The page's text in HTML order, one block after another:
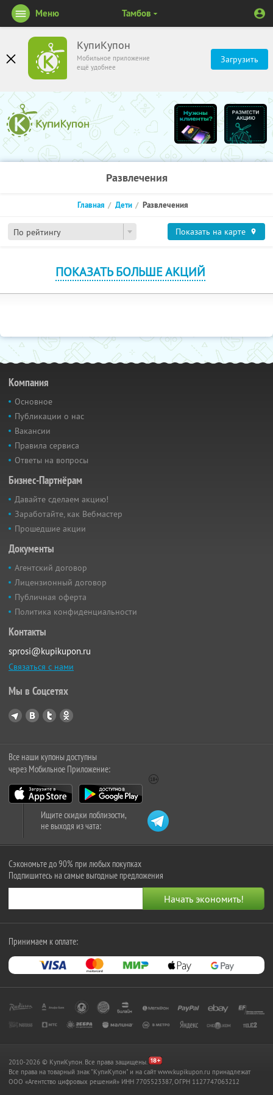
КупиКупон
Мобильное приложение
ещё удобнее
Загрузить
Меню Тамбов
Развлечения
По рейтингу
Главная Дети Развлечения
Показать на карте
ПОКАЗАТЬ БОЛЬШЕ АКЦИЙ
Компания
Основное
Публикации о нас
Вакансии
Правила сервиса
Ответы на вопросы
Бизнес-Партнёрам
Давайте сделаем акцию!
Заработайте, как Вебмастер
Прошедшие акции
Документы
Агентский договор
Лицензионный договор
Публичная оферта
Политика конфиденциальности
Контакты
sprosi@kupikupon.ru
Связаться с нами
Мы в Соцсетях
Все наши купоны доступны
через Мобильное Приложение:
Ищите скидки поблизости,
не выходя из чата:
Сэкономьте до 90% при любых покупках
Подпишитесь на самые выгодные предложения
Принимаем к оплате:
2010-2026 © КупиКупон. Все права защищены.
Все права на товарный знак "КупиКупон" и на сайт www.kupikupon.ru принадлежат
OOO «Агентство цифровых решений» ИНН 7705523387, ОГРН 1127747063212